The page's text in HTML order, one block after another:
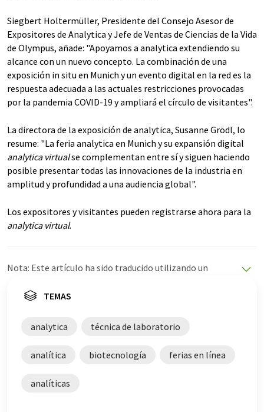
Siegbert Holtermüller, Presidente del Consejo Asesor de
Expositores de Analytica y Jefe de Ventas de Ciencias de la Vida
de Olympus, añade: "Apoyamos a analytica extendiendo su
alcance con un nuevo concepto. La combinación de una
exposición in situ en Munich y un evento digital en la red es la
respuesta adecuada a las actuales restricciones provocadas
por la pandemia COVID-19 y ampliará el círculo de visitantes".
La directora de la exposición de analytica, Susanne Grödl, lo
resume: "La feria analytica en Munich y su expansión digital
analytica virtualse complementan entre sí y siguen haciendo
posible presentar todas las innovaciones de la industria en
amplitud y profundidad a una audiencia global".
Los expositores y visitantes pueden registrarse ahora para la
analytica virtual.
Nota: Este artículo ha sido traducido utilizando un
ofrece estas traducciones automáticas para presentar
este artículo ha sido traducido con traducción
automática, es posible que contenga errores de
vocabulario, sintaxis o gramática. El artículo original en
TEMAS
analytica técnica de laboratorio
analítica biotecnología ferias en línea
analíticas